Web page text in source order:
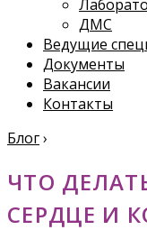
ДМС
Ведущие
Документы
Вакансии
Контакты
Блог›
ЧТО
СЕРДЦЕ И